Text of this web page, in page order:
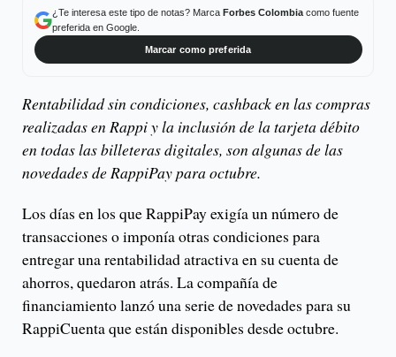
¿Te interesa este tipo de notas? Marca Forbes Colombiacomo fuente
preferida en Google.
Marcar como preferida
Rentabilidad sin condiciones, cashback en las compras
realizadas en Rappi y la inclusión de la tarjeta débito
en todas las billeteras digitales, son algunas de las
novedades de RappiPay para octubre.
Los días en los que RappiPay exigía un número de
transacciones o imponía otras condiciones para
entregar una rentabilidad atractiva en su cuenta de
ahorros, quedaron atrás. La compañía de
financiamiento lanzó una serie de novedades para su
RappiCuenta que están disponibles desde octubre.